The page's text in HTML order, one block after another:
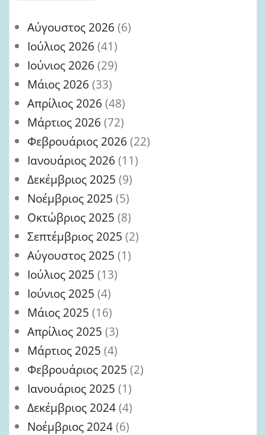
Αύγουστος 2026 (6)
Ιούλιος 2026 (41)
Ιούνιος 2026 (29)
Μάιος 2026 (33)
Απρίλιος 2026 (48)
Μάρτιος 2026 (72)
Φεβρουάριος 2026 (22)
Ιανουάριος 2026 (11)
Δεκέμβριος 2025 (9)
Νοέμβριος 2025 (5)
Οκτώβριος 2025 (8)
Σεπτέμβριος 2025 (2)
Αύγουστος 2025 (1)
Ιούλιος 2025 (13)
Ιούνιος 2025 (4)
Μάιος 2025 (16)
Απρίλιος 2025 (3)
Μάρτιος 2025 (4)
Φεβρουάριος 2025 (2)
Ιανουάριος 2025 (1)
Δεκέμβριος 2024(4)
Νοέμβριος 2024(6)